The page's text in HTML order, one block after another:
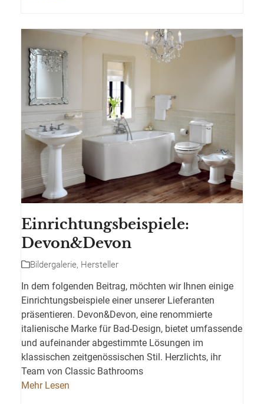
Einrichtungsbeispiele:
Devon&Devon
Bildergalerie, Hersteller
In dem folgenden Beitrag, möchten wir Ihnen einige
Einrichtungsbeispiele einer unserer Lieferanten
präsentieren. Devon&Devon, eine renommierte
italienische Marke für Bad-Design, bietet umfassende
und aufeinander abgestimmte Lösungen im
klassischen zeitgenössischen Stil. Herzlichts, ihr
Team von Classic Bathrooms
Mehr Lesen